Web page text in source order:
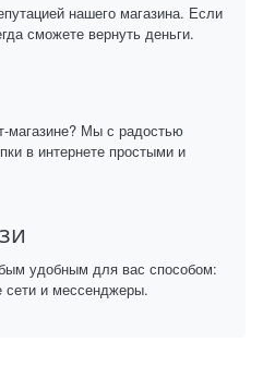
нашего магазина. Если
сможете вернуть деньги.
магазине? Мы с радостью
в интернете простыми и
удобным для вас способом:
и мессенджеры.